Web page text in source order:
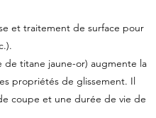
et traitement de surface pour
titane jaune-or) augmente la
propriétés de glissement. Il
coupe et une durée de vie de